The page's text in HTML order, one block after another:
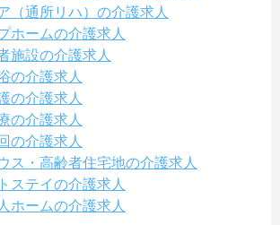
（通所リハ）の介護求人
ホームの介護求人
施設の介護求人
の介護求人
の介護求人
の介護求人
の介護求人
ス・高齢者住宅地の介護求人
ステイの介護求人
ホームの介護求人